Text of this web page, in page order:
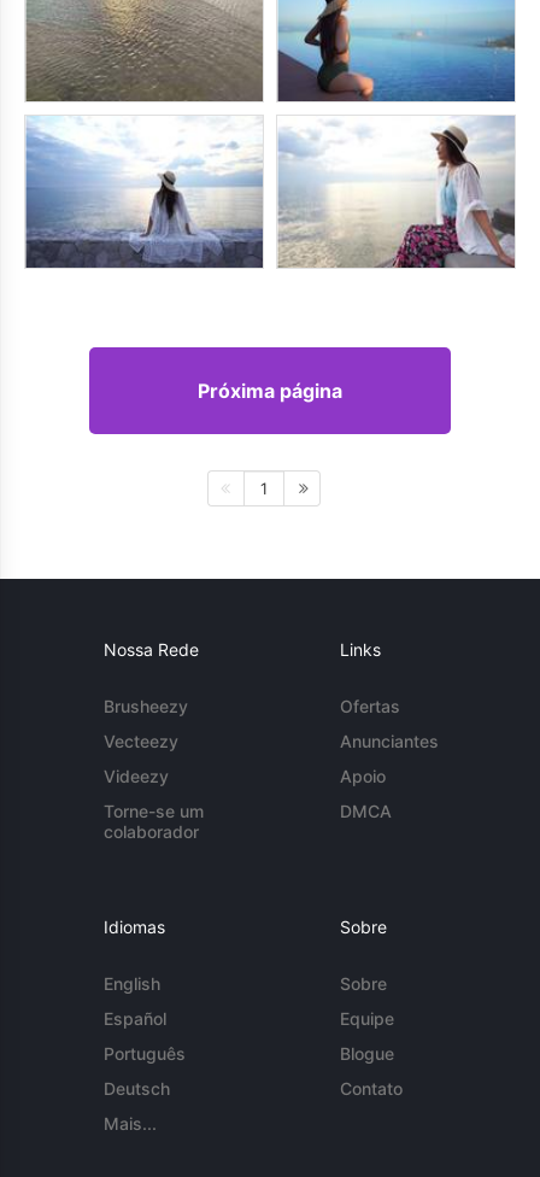
Próxima página
1
Nossa Rede
Brusheezy
Vecteezy
Videezy
Torne-se um
colaborador
Links
Ofertas
Anunciantes
Apoio
DMCA
Idiomas
English
Español
Português
Deutsch
Mais...
Sobre
Sobre
Equipe
Blogue
Contato